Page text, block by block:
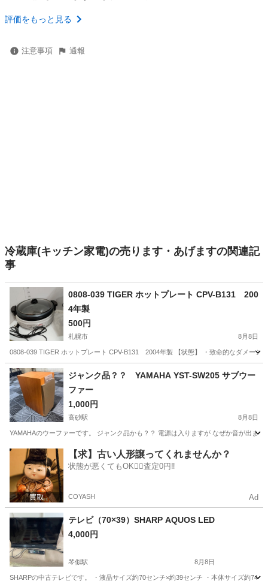
評価をもっと見る
注意事項 通報
冷蔵庫(キッチン家電)の売ります・あげますの関連記
事
0808-039 TIGER ホットプレート CPV-B131 200
4年製
500円
札幌市 8月8日
0808-039 TIGER ホットプレート CPV-B131 2004年製 【状態】 ・致命的なダメージ
北海道 札幌市 キッチン家電
ジャンク品？？ YAMAHA YST-SW205 サブウー
ファー
1,000円
高砂駅 8月8日
YAMAHAのウーファーです。 ジャンク品かも？？ 電源は入りますが なぜか音が出ま
北海道 江別市 高砂駅 オーディオ
【求】古い人形譲ってくれませんか？
状態が悪くてもOK🙆‍♀️査定0円‼️
COYASH Ad
テレビ（70×39）SHARP AQUOS LED
4,000円
琴似駅 8月8日
SHARPの中古テレビです。 ・液晶サイズ約70センチ×約39センチ ・本体サイズ約74